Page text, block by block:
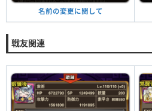
名前の変更に関して
戦友関連